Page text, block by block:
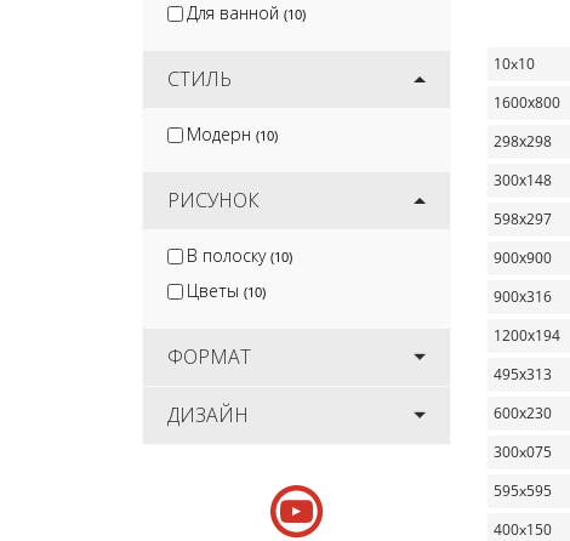
Для ванной (10)
СТИЛЬ
Модерн (10)
РИСУНОК
В полоску (10)
Цветы (10)
ФОРМАТ
ДИЗАЙН
10x10
1600х800
298х298
300х148
598х297
900х900
900х316
1200х194
495х313
600х230
300x075
595x595
400x150